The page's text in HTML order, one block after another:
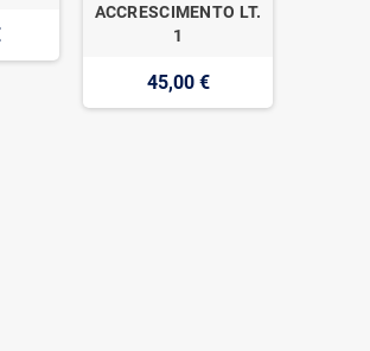
ACCRESCIMENTO LT.
1
45,00 €